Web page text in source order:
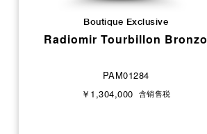
Boutique Exclusive
Radiomir Tourbillon Bronzo
PAM01284
￥1,304,000 含销售税